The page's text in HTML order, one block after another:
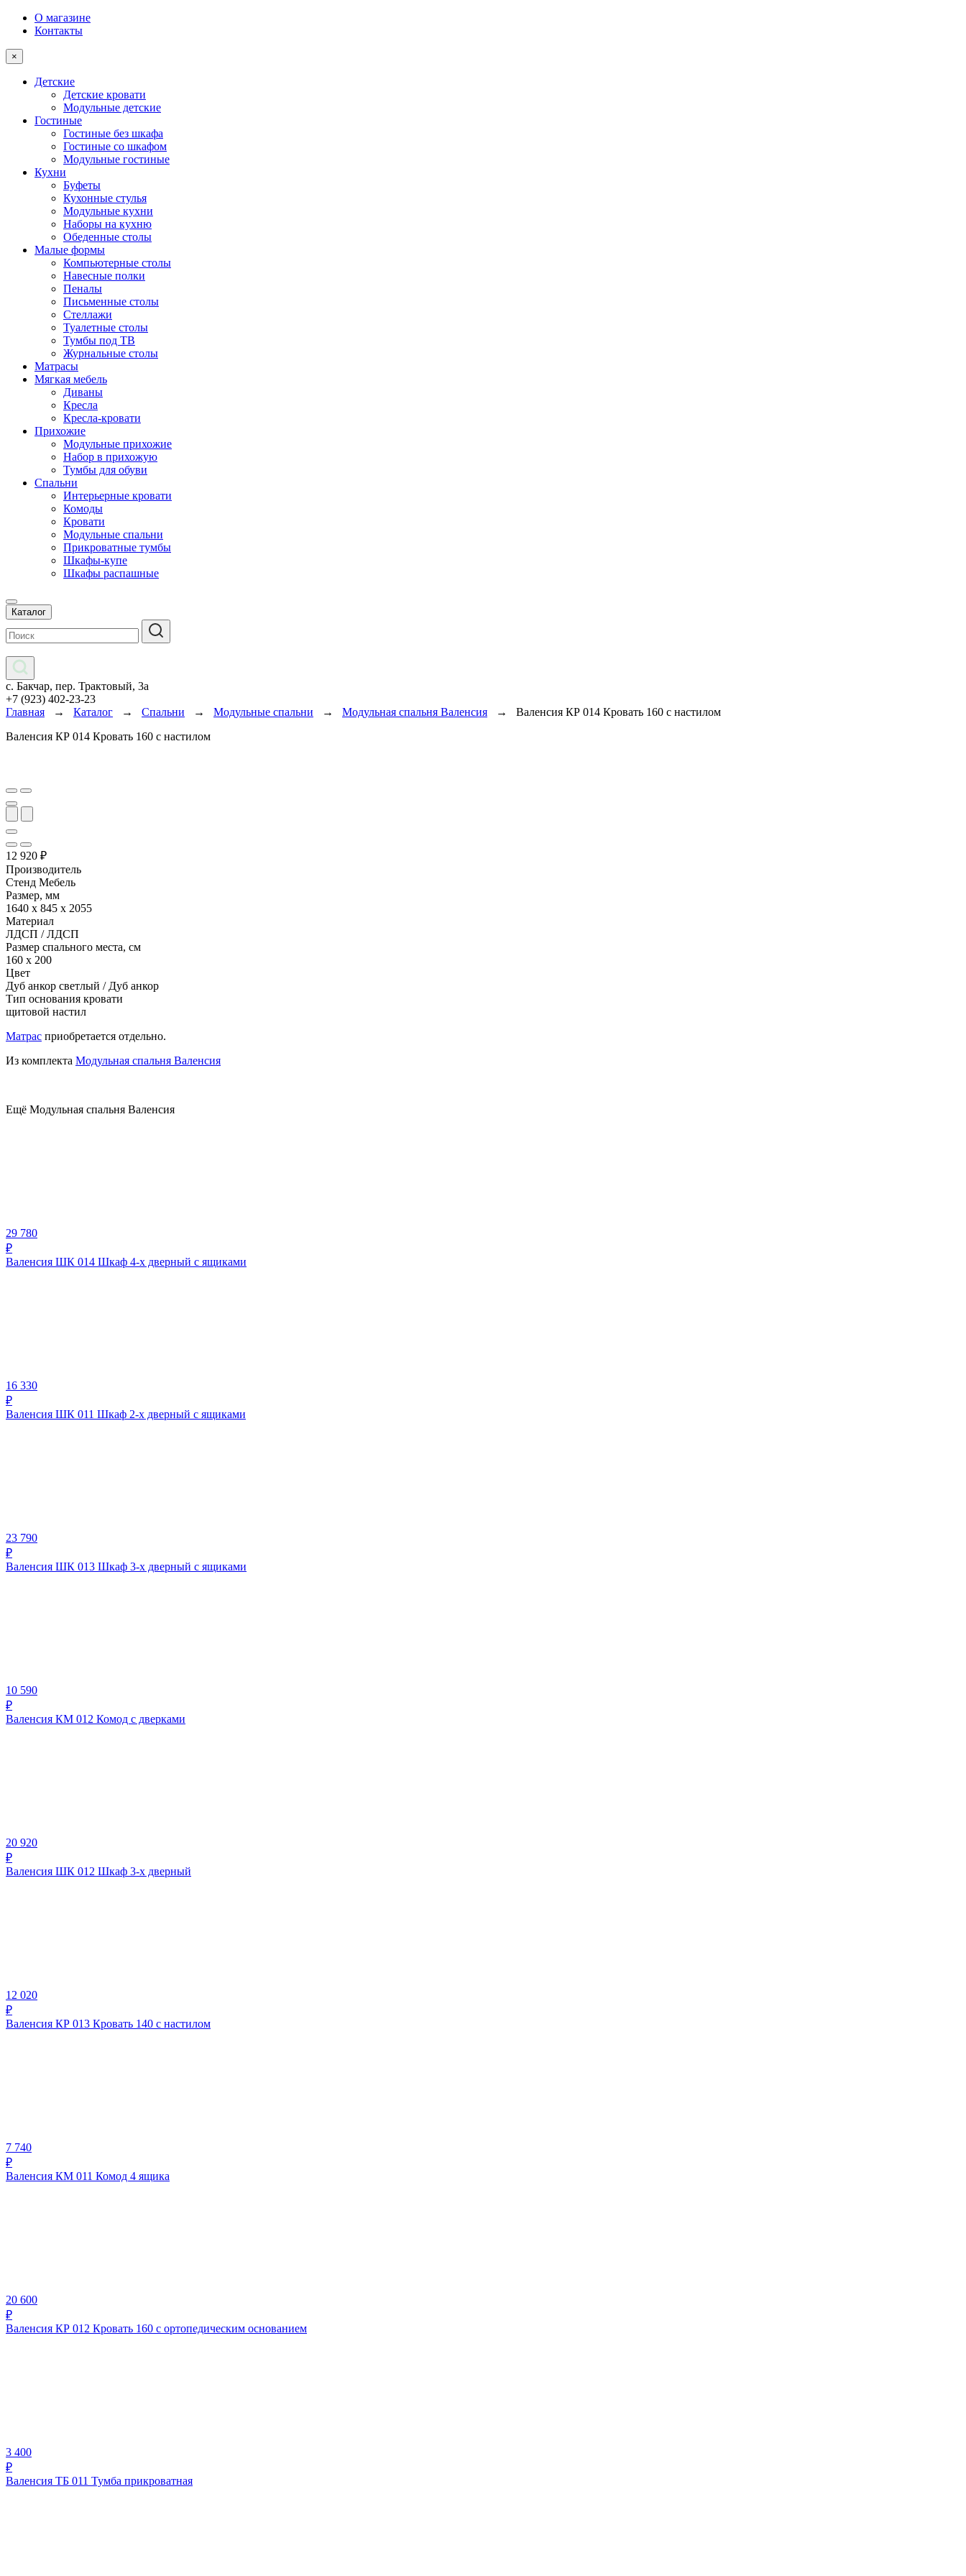
О магазине
Контакты
×
Детские
Детские кровати
Модульные детские
Гостиные
Гостиные без шкафа
Гостиные со шкафом
Модульные гостиные
Кухни
Буфеты
Кухонные стулья
Модульные кухни
Наборы на кухню
Обеденные столы
Малые формы
Компьютерные столы
Навесные полки
Пеналы
Письменные столы
Стеллажи
Туалетные столы
Тумбы под ТВ
Журнальные столы
Матрасы
Мягкая мебель
Диваны
Кресла
Кресла-кровати
Прихожие
Модульные прихожие
Набор в прихожую
Тумбы для обуви
Спальни
Интерьерные кровати
Комоды
Кровати
Модульные спальни
Прикроватные тумбы
Шкафы-купе
Шкафы распашные
Каталог
с. Бакчар, пер. Трактовый, 3а
+7 (923) 402-23-23
Главная → Каталог → Спальни → Модульные спальни → Модульная спальня Валенсия → Валенсия КР 014 Кровать 160 с настилом
Валенсия КР 014 Кровать 160 с настилом
12 920 ₽
Производитель
Стенд Мебель
Размер, мм
1640 х 845 х 2055
Материал
ЛДСП / ЛДСП
Размер спального места, см
160 х 200
Цвет
Дуб анкор светлый / Дуб анкор
Тип основания кровати
щитовой настил
Матрас приобретается отдельно.
Из комплекта Модульная спальня Валенсия
Ещё Модульная спальня Валенсия
29 780
₽
Валенсия ШК 014 Шкаф 4-х дверный с ящиками
16 330
₽
Валенсия ШК 011 Шкаф 2-х дверный с ящиками
23 790
₽
Валенсия ШК 013 Шкаф 3-х дверный с ящиками
10 590
₽
Валенсия КМ 012 Комод с дверками
20 920
₽
Валенсия ШК 012 Шкаф 3-х дверный
12 020
₽
Валенсия КР 013 Кровать 140 с настилом
7 740
₽
Валенсия КМ 011 Комод 4 ящика
20 600
₽
Валенсия КР 012 Кровать 160 с ортопедическим основанием
3 400
₽
Валенсия ТБ 011 Тумба прикроватная